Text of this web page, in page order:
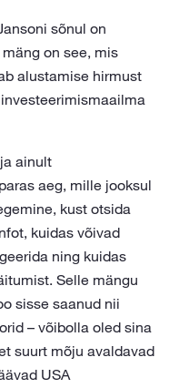
sõnul on
on see, mis
alustamise hirmust
ainult
aeg, mille jooksul
kust otsida
kuidas võivad
ning kuidas
Selle mängu
sisse saanud nii
– võibolla oled sina
suurt mõju avaldavad
USA